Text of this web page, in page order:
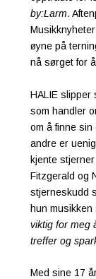
by:Larm.
øyne på
nå sørget for
HALIE slipper
som handler
om å finne
andre er
kjente
Fitzgerald og
stjerneskudd
hun musikken
viktig for meg
treffer og
Med sine 17